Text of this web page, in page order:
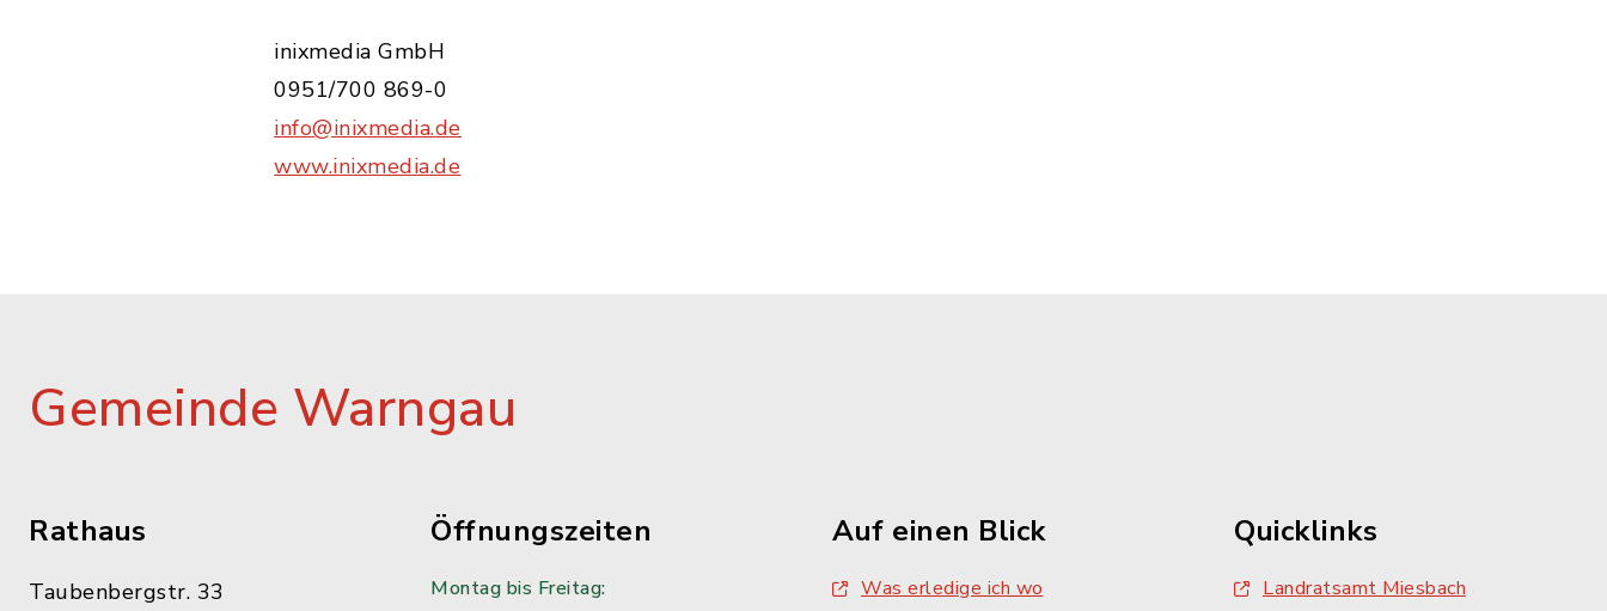
inixmedia GmbH
0951/700 869-0
info@inixmedia.de
www.inixmedia.de
Gemeinde Warngau
Rathaus
Taubenbergstr. 33
Öffnungszeiten
Montag bis Freitag:
Auf einen Blick
Was erledige ich wo
Quicklinks
Landratsamt Miesbach